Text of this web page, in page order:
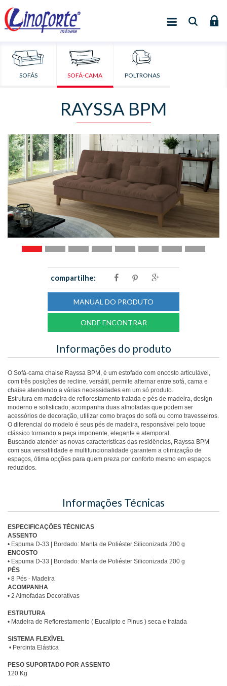
SOFÁS SOFÁ-CAMA POLTRONAS
RAYSSA BPM
compartilhe:
MANUAL DO PRODUTO
ONDE ENCONTRAR
Informações do produto
O Sofá-cama chaise Rayssa BPM, é um estofado com encosto articulável,
com três posições de recline, versátil, permite alternar entre sofá, cama e
chaise atendendo a várias necessidades em um só produto.
Estrutura em madeira de reflorestamento tratada e pés de madeira, design
moderno e sofisticado, acompanha duas almofadas que podem ser
acessórios de decoração, utilizar como braços do sofá ou como travesseiros.
O diferencial do modelo é seus pés de madeira, responsável pelo toque
clássico tornando a peça imponente, elegante e atemporal.
Buscando atender as novas características das residências, Rayssa BPM
com sua versatilidade e multifuncionalidade garantem a otimização de
espaços, ótima opções para quem preza por conforto mesmo em espaços
reduzidos.
Informações Técnicas
ESPECIFICAÇÕES TÉCNICAS
ASSENTO
• Espuma D-33 | Bordado: Manta de Poliéster Siliconizada 200 g
ENCOSTO
• Espuma D-33 | Bordado: Manta de Poliéster Siliconizada 200 g
PÉS
• 8 Pés - Madeira
ACOMPANHA
• 2 Almofadas Decorativas
ESTRUTURA
• Madeira de Reflorestamento ( Eucalipto e Pinus ) seca e tratada
SISTEMA FLEXÍVEL
• Percinta Elástica
PESO SUPORTADO POR ASSENTO
120 Kg